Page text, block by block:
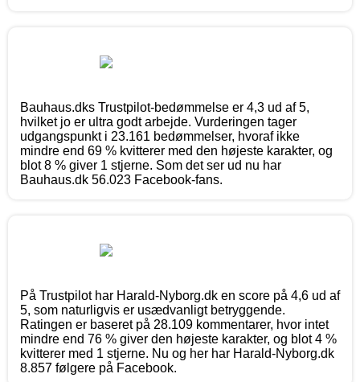
Bauhaus.dks Trustpilot-bedømmelse er 4,3 ud af 5,
hvilket jo er ultra godt arbejde. Vurderingen tager
udgangspunkt i 23.161 bedømmelser, hvoraf ikke
mindre end 69 % kvitterer med den højeste karakter, og
blot 8 % giver 1 stjerne. Som det ser ud nu har
Bauhaus.dk 56.023 Facebook-fans.
På Trustpilot har Harald-Nyborg.dk en score på 4,6 ud af
5, som naturligvis er usædvanligt betryggende.
Ratingen er baseret på 28.109 kommentarer, hvor intet
mindre end 76 % giver den højeste karakter, og blot 4 %
kvitterer med 1 stjerne. Nu og her har Harald-Nyborg.dk
8.857 følgere på Facebook.